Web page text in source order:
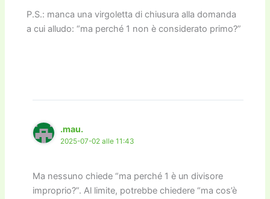
P.S.: manca una virgoletta di chiusura alla domanda
a cui alludo: “ma perché 1 non è considerato primo?”
.mau.
2025-07-02 alle 11:43
Ma nessuno chiede “ma perché 1 è un divisore
improprio?”. Al limite, potrebbe chiedere “ma cos’è